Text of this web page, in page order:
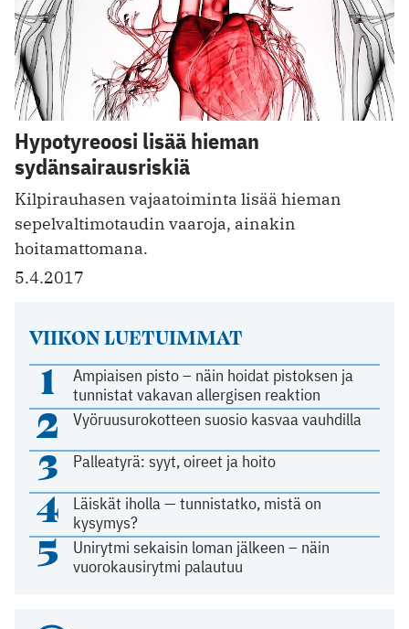
Hypotyreoosi lisää hieman
sydänsairausriskiä
Kilpirauhasen vajaatoiminta lisää hieman
sepelvaltimotaudin vaaroja, ainakin
hoitamattomana.
5.4.2017
VIIKON LUETUIMMAT
1
Ampiaisen pisto – näin hoidat pistoksen ja
tunnistat vakavan allergisen reaktion
2 Vyöruusurokotteen suosio kasvaa vauhdilla
3 Palleatyrä: syyt, oireet ja hoito
4
Läiskät iholla — tunnistatko, mistä on
kysymys?
5
Unirytmi sekaisin loman jälkeen – näin
vuorokausirytmi palautuu